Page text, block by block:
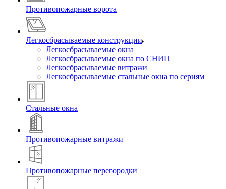
Противопожарные ворота
Легкосбрасываемые конструкции
Легкосбрасываемые окна
Легкосбрасываемые окна по СНИП
Легкосбрасываемые витражи
Легкосбрасываемые стальные окна по сериям
Стальные окна
Противопожарные витражи
Противопожарные перегородки